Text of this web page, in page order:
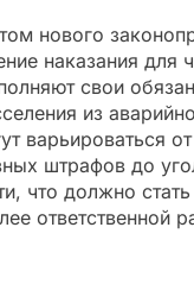
нового
наказания для
свои
из
варьироваться от
штрафов до
что должно
ответственной